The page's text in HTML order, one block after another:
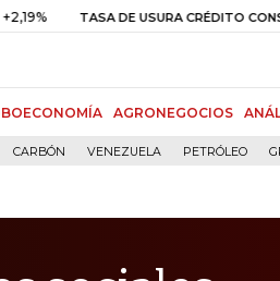
TASA DE USURA CRÉDITO CONSUMO
AGRONEGOCIOS
CARBÓN VENEZUELA PETRÓLEO